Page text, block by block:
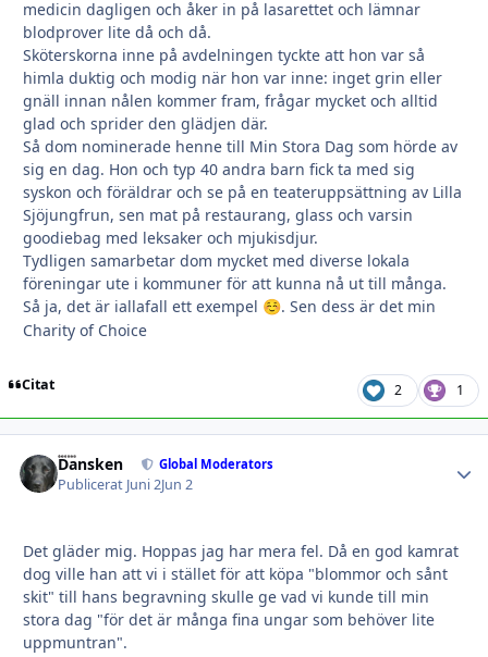
medicin dagligen och åker in på lasarettet och lämnar
blodprover lite då och då.
Sköterskorna inne på avdelningen tyckte att hon var så
himla duktig och modig när hon var inne: inget grin eller
gnäll innan nålen kommer fram, frågar mycket och alltid
glad och sprider den glädjen där.
Så dom nominerade henne till Min Stora Dag som hörde av
sig en dag. Hon och typ 40 andra barn fick ta med sig
syskon och föräldrar och se på en teateruppsättning av Lilla
Sjöjungfrun, sen mat på restaurang, glass och varsin
goodiebag med leksaker och mjukisdjur.
Tydligen samarbetar dom mycket med diverse lokala
föreningar ute i kommuner för att kunna nå ut till många.
Så ja, det är iallafall ett exempel ☺️. Sen dess är det min
Charity of Choice
Citat 2 1
Dansken Global Moderators
Publicerat Juni 2Jun 2
Det gläder mig. Hoppas jag har mera fel. Då en god kamrat
dog ville han att vi i stället för att köpa "blommor och sånt
skit" till hans begravning skulle ge vad vi kunde till min
stora dag "för det är många fina ungar som behöver lite
uppmuntran".